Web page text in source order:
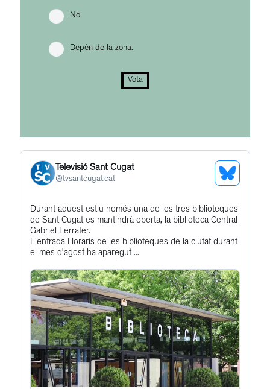
No
Depèn de la zona.
Vota
Televisió Sant Cugat
@tvsantcugat.cat
See
Profile
Get
to
this
Durant aquest estiu només una de les tres biblioteques
de Sant Cugat es mantindrà oberta, la biblioteca Central
Gabriel Ferrater.
L'entrada Horaris de les biblioteques de la ciutat durant
el mes d’agost ha aparegut ...